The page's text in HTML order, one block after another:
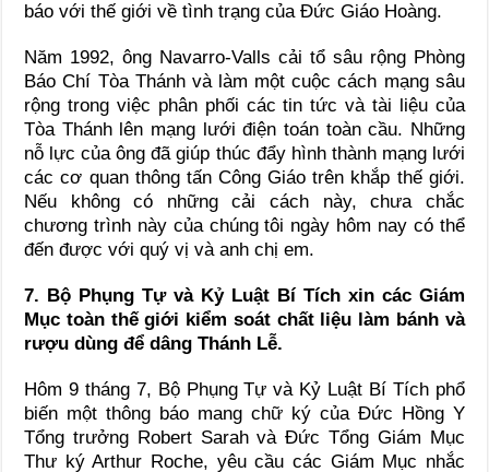
báo với thế giới về tình trạng của Đức Giáo Hoàng.
Năm 1992, ông Navarro-Valls cải tổ sâu rộng Phòng
Báo Chí Tòa Thánh và làm một cuộc cách mạng sâu
rộng trong việc phân phối các tin tức và tài liệu của
Tòa Thánh lên mạng lưới điện toán toàn cầu. Những
nỗ lực của ông đã giúp thúc đẩy hình thành mạng lưới
các cơ quan thông tấn Công Giáo trên khắp thế giới.
Nếu không có những cải cách này, chưa chắc
chương trình này của chúng tôi ngày hôm nay có thể
đến được với quý vị và anh chị em.
7. Bộ Phụng Tự và Kỷ Luật Bí Tích xin các Giám
Mục toàn thế giới kiểm soát chất liệu làm bánh và
rượu dùng để dâng Thánh Lễ.
Hôm 9 tháng 7, Bộ Phụng Tự và Kỷ Luật Bí Tích phổ
biến một thông báo mang chữ ký của Đức Hồng Y
Tổng trưởng Robert Sarah và Đức Tổng Giám Mục
Thư ký Arthur Roche, yêu cầu các Giám Mục nhắc